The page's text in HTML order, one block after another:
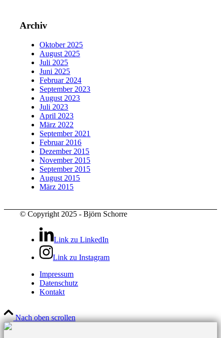
Archiv
Oktober 2025
August 2025
Juli 2025
Juni 2025
Februar 2024
September 2023
August 2023
Juli 2023
April 2023
März 2022
September 2021
Februar 2016
Dezember 2015
November 2015
September 2015
August 2015
März 2015
© Copyright 2025 - Björn Schorre
Link zu LinkedIn
Link zu Instagram
Impressum
Datenschutz
Kontakt
Nach oben scrollen